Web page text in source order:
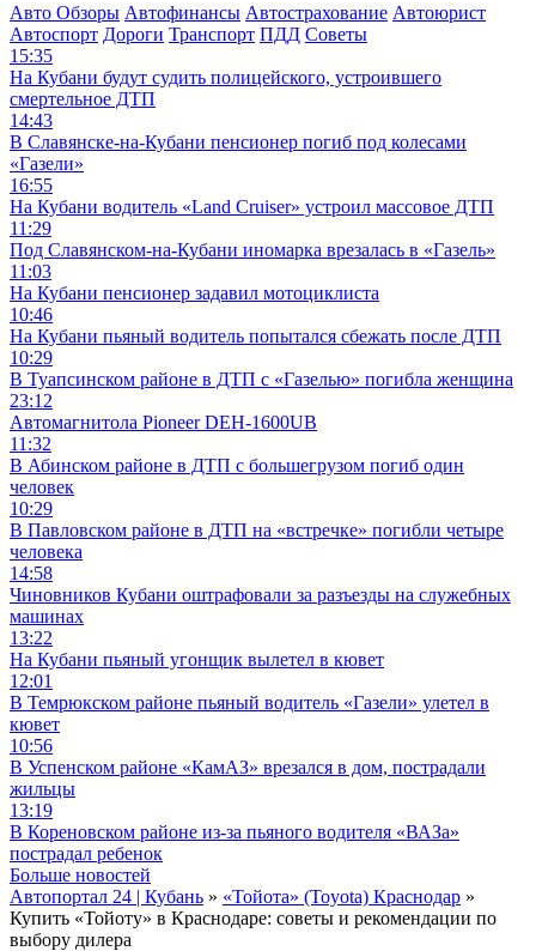
Авто Обзоры Автофинансы Автострахование Автоюрист
Автоспорт Дороги Транспорт ПДД Советы
15:35
На Кубани будут судить полицейского, устроившего
смертельное ДТП
14:43
В Славянске-на-Кубани пенсионер погиб под колесами
«Газели»
16:55
На Кубани водитель «Land Cruiser» устроил массовое ДТП
11:29
Под Славянском-на-Кубани иномарка врезалась в «Газель»
11:03
На Кубани пенсионер задавил мотоциклиста
10:46
На Кубани пьяный водитель попытался сбежать после ДТП
10:29
В Туапсинском районе в ДТП с «Газелью» погибла женщина
23:12
Автомагнитола Pioneer DEH-1600UB
11:32
В Абинском районе в ДТП с большегрузом погиб один
человек
10:29
В Павловском районе в ДТП на «встречке» погибли четыре
человека
14:58
Чиновников Кубани оштрафовали за разъезды на служебных
машинах
13:22
На Кубани пьяный угонщик вылетел в кювет
12:01
В Темрюкском районе пьяный водитель «Газели» улетел в
кювет
10:56
В Успенском районе «КамАЗ» врезался в дом, пострадали
жильцы
13:19
В Кореновском районе из-за пьяного водителя «ВАЗа»
пострадал ребенок
Больше новостей
Автопортал 24 | Кубань » «Тойота» (Toyota) Краснодар »
Купить «Тойоту» в Краснодаре: советы и рекомендации по
выбору дилера